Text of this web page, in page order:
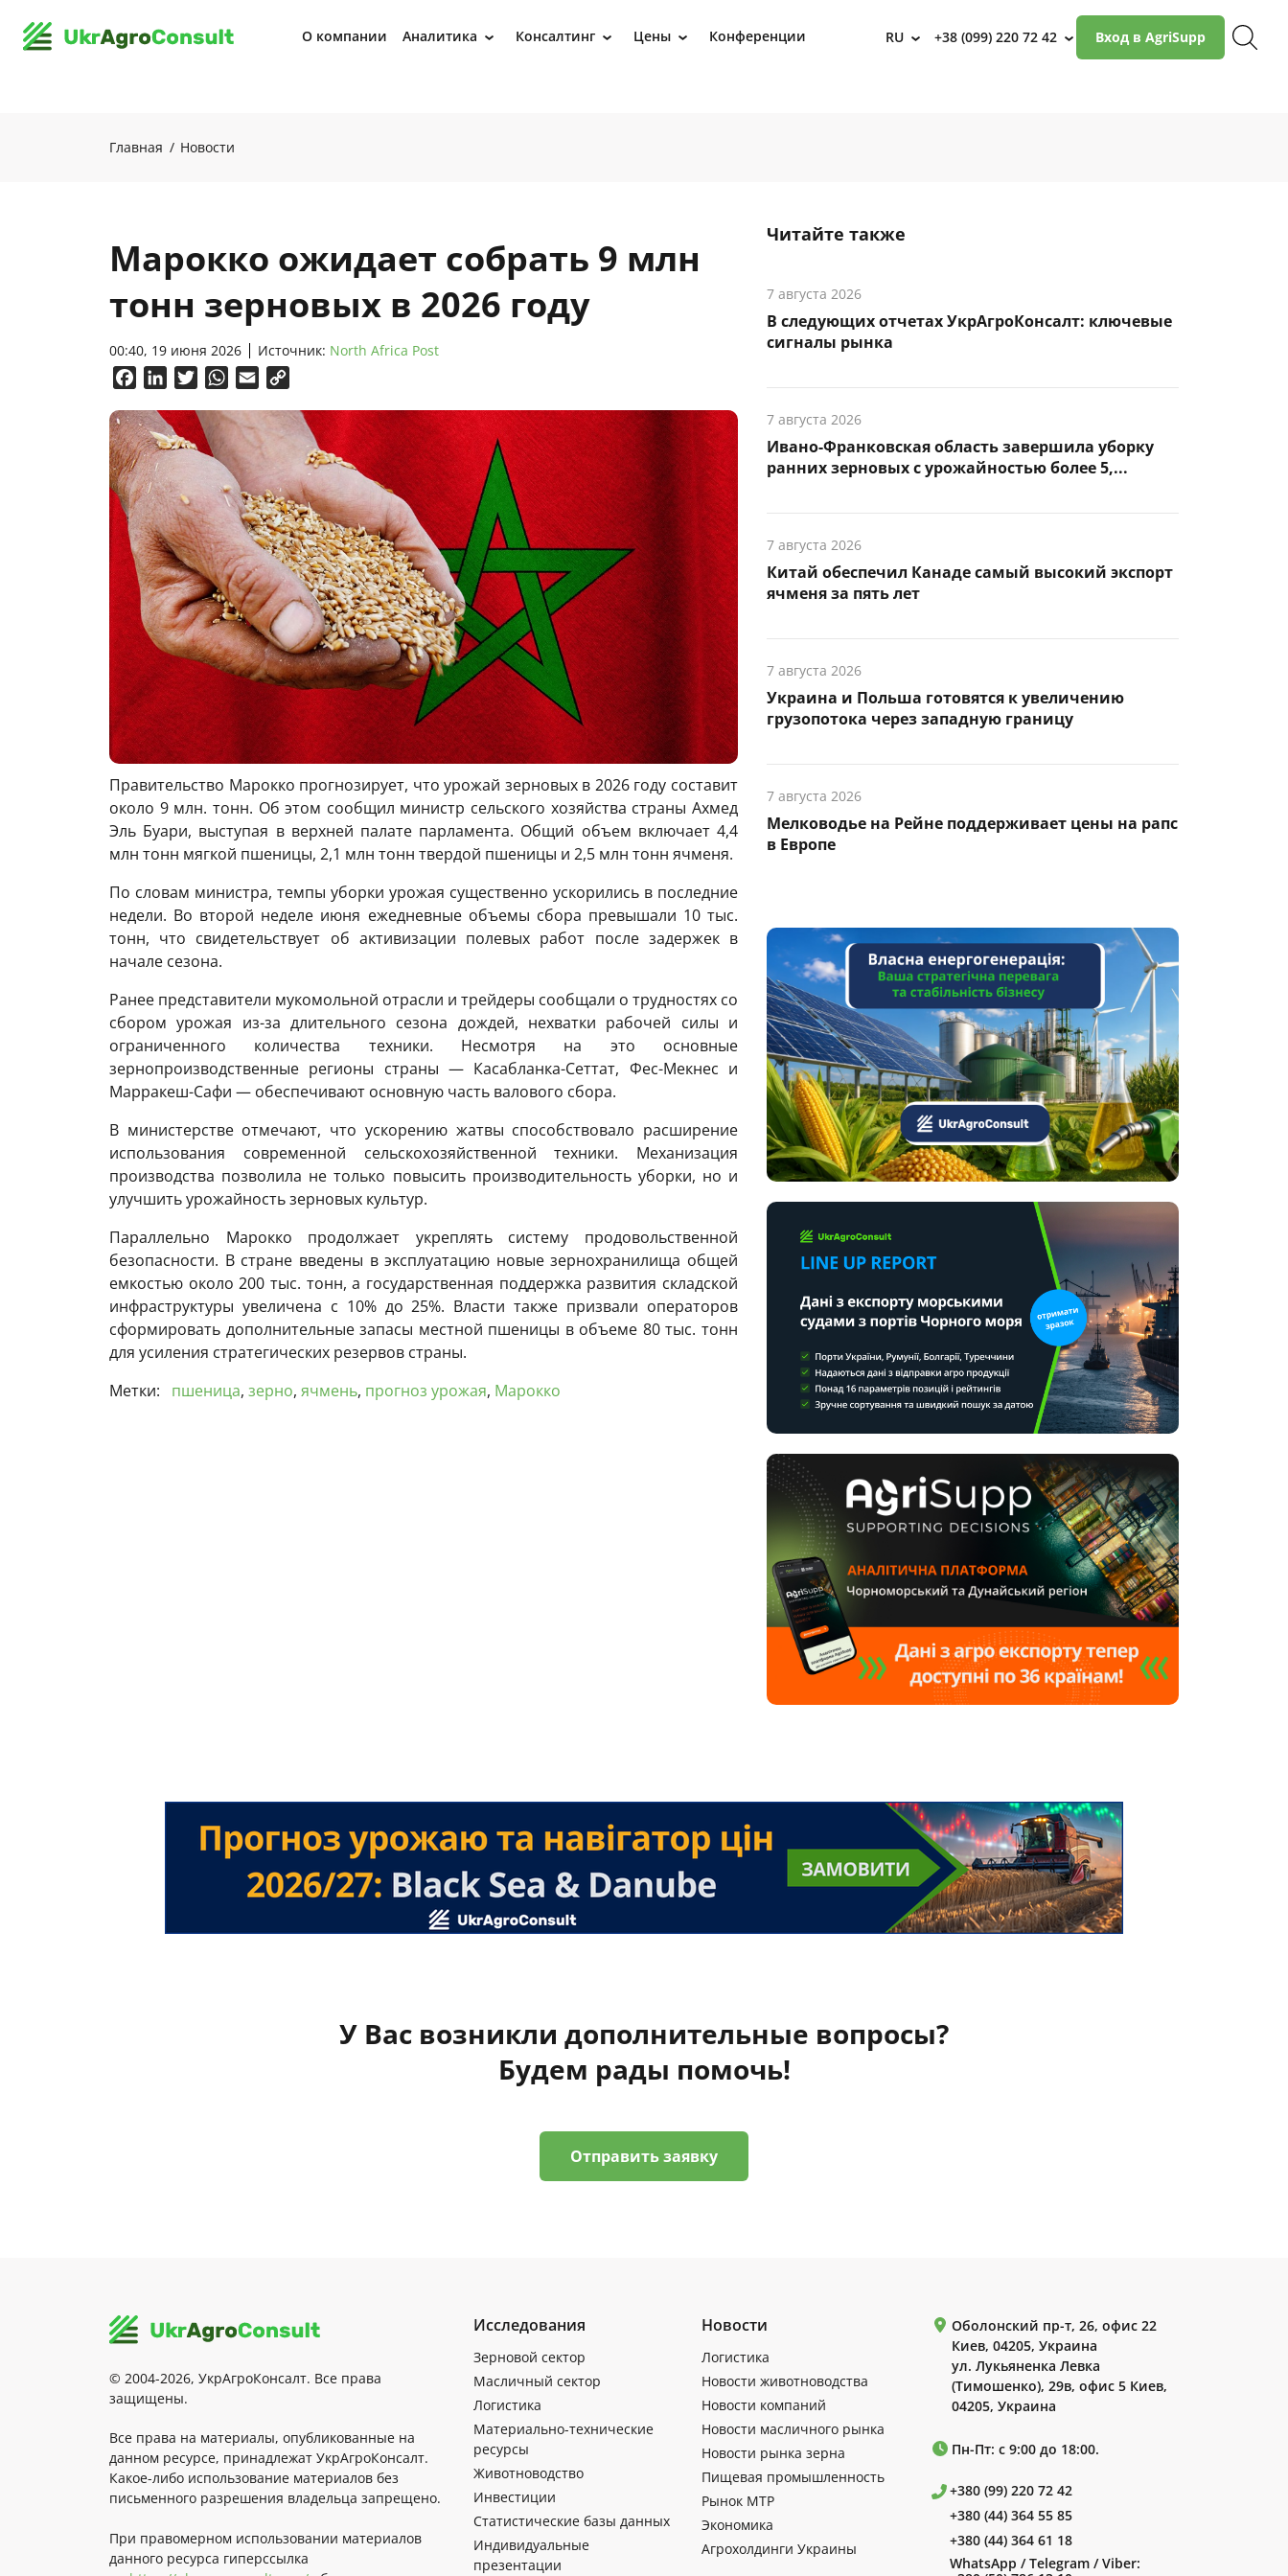
О компании Аналитика › Консалтинг › Цены › Конференции RU › +38 (099) 220 72 42 › Вход в AgriSupp
Главная Новости
Марокко ожидает собрать 9 млн
тонн зерновых в 2026 году
00:40, 19 июня 2026 Источник: North Africa Post
FacebookLinkedInTwitterWhatsApp
Email
Правительство Марокко прогнозирует, что урожай зерновых в 2026 году составит
около 9 млн. тонн. Об этом сообщил министр сельского хозяйства страны Ахмед
Эль Буари, выступая в верхней палате парламента. Общий объем включает 4,4
млн тонн мягкой пшеницы, 2,1 млн тонн твердой пшеницы и 2,5 млн тонн ячменя.
По словам министра, темпы уборки урожая существенно ускорились в последние
недели. Во второй неделе июня ежедневные объемы сбора превышали 10 тыс.
тонн, что свидетельствует об активизации полевых работ после задержек в
начале сезона.
Ранее представители мукомольной отрасли и трейдеры сообщали о трудностях со
сбором урожая из-за длительного сезона дождей, нехватки рабочей силы и
ограниченного количества техники. Несмотря на это основные
зернопроизводственные регионы страны — Касабланка-Сеттат, Фес-Мекнес и
Марракеш-Сафи — обеспечивают основную часть валового сбора.
В министерстве отмечают, что ускорению жатвы способствовало расширение
использования современной сельскохозяйственной техники. Механизация
производства позволила не только повысить производительность уборки, но и
улучшить урожайность зерновых культур.
Параллельно Марокко продолжает укреплять систему продовольственной
безопасности. В стране введены в эксплуатацию новые зернохранилища общей
емкостью около 200 тыс. тонн, а государственная поддержка развития складской
инфраструктуры увеличена с 10% до 25%. Власти также призвали операторов
сформировать дополнительные запасы местной пшеницы в объеме 80 тыс. тонн
для усиления стратегических резервов страны.
Метки:
пшеница, зерно, ячмень, прогноз урожая, Марокко
Читайте также
7 августа 2026
В следующих отчетах УкрАгроКонсалт: ключевые
сигналы рынка
7 августа 2026
Ивано-Франковская область завершила уборку
ранних зерновых с урожайностью более 5,...
7 августа 2026
Китай обеспечил Канаде самый высокий экспорт
ячменя за пять лет
7 августа 2026
Украина и Польша готовятся к увеличению
грузопотока через западную границу
7 августа 2026
Мелководье на Рейне поддерживает цены на рапс
в Европе
У Вас возникли дополнительные вопросы?
Будем рады помочь!
Отправить заявку
© 2004-2026, УкрАгроКонсалт. Все права
защищены.
Все права на материалы, опубликованные на
данном ресурсе, принадлежат УкрАгроКонсалт.
Какое-либо использование материалов без
письменного разрешения владельца запрещено.
При правомерном использовании материалов
данного ресурса гиперссылка
Исследования
Зерновой сектор
Масличный сектор
Логистика
Материально-технические
ресурсы
Животноводство
Инвестиции
Статистические базы данных
Индивидуальные
презентации
Новости
Логистика
Новости животноводства
Новости компаний
Новости масличного рынка
Новости рынка зерна
Пищевая промышленность
Рынок МТР
Экономика
Агрохолдинги Украины
Оболонский пр-т, 26, офис 22
Киев, 04205, Украина
ул. Лукьяненка Левка
(Тимошенко), 29в, офис 5 Киев,
04205, Украина
Пн-Пт: с 9:00 до 18:00.
+380 (99) 220 72 42
+380 (44) 364 55 85
+380 (44) 364 61 18
WhatsApp / Telegram / Viber: